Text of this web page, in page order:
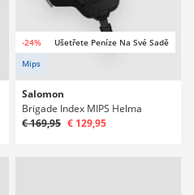
-24%
Ušetřete Peníze Na Své Sadě
Mips
Salomon
Brigade Index MIPS Helma
€ 169,95 € 129,95